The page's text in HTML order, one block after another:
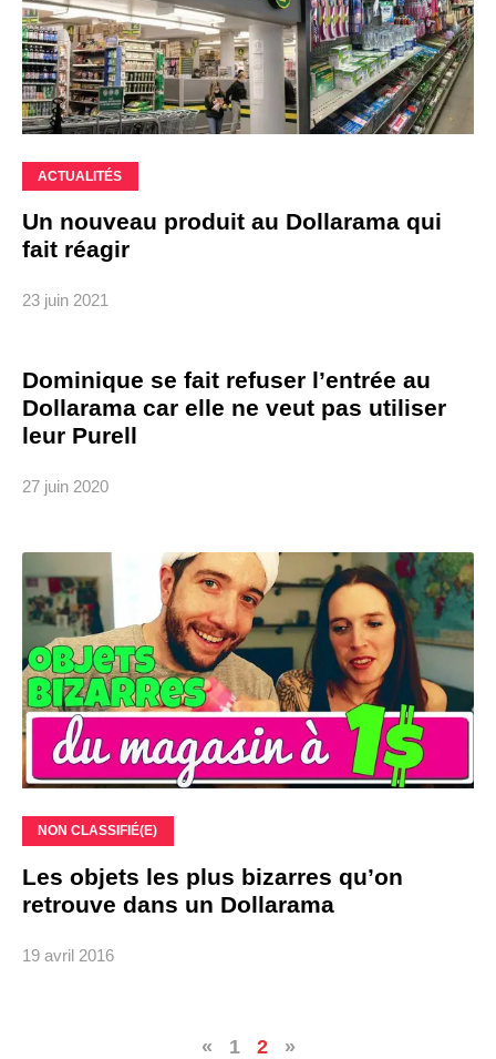
ACTUALITÉS
Un nouveau produit au Dollarama qui
fait réagir
23 juin 2021
Dominique se fait refuser l’entrée au
Dollarama car elle ne veut pas utiliser
leur Purell
27 juin 2020
NON CLASSIFIÉ(E)
Les objets les plus bizarres qu’on
retrouve dans un Dollarama
19 avril 2016
« 1 2 »